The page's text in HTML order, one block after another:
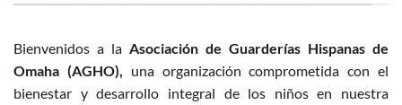
Bienvenidos a la Asociación de Guarderías Hispanas de
Omaha (AGHO),
una organización comprometida con el
bienestar y desarrollo integral de los niños en nuestra